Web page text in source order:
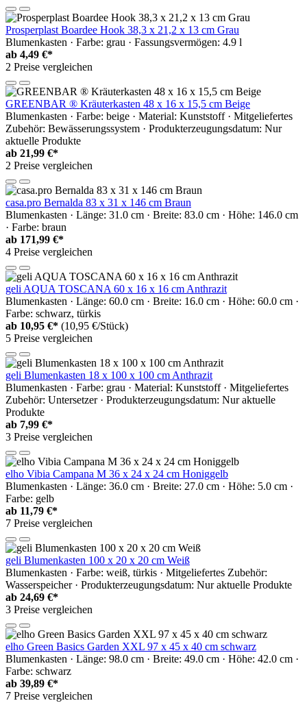
Prosperplast Boardee Hook 38,3 x 21,2 x 13 cm Grau
Blumenkasten · Farbe: grau · Fassungsvermögen: 4.9 l
ab 4,49 €*
2 Preise vergleichen
GREENBAR ® Kräuterkasten 48 x 16 x 15,5 cm Beige
Blumenkasten · Farbe: beige · Material: Kunststoff · Mitgeliefertes
Zubehör: Bewässerungssystem · Produkterzeugungsdatum: Nur
aktuelle Produkte
ab 21,99 €*
2 Preise vergleichen
casa.pro Bernalda 83 x 31 x 146 cm Braun
Blumenkasten · Länge: 31.0 cm · Breite: 83.0 cm · Höhe: 146.0 cm
· Farbe: braun
ab 171,99 €*
4 Preise vergleichen
geli AQUA TOSCANA 60 x 16 x 16 cm Anthrazit
Blumenkasten · Länge: 60.0 cm · Breite: 16.0 cm · Höhe: 60.0 cm ·
Farbe: schwarz, türkis
ab 10,95 €* (10,95 €/Stück)
5 Preise vergleichen
geli Blumenkasten 18 x 100 x 100 cm Anthrazit
Blumenkasten · Farbe: grau · Material: Kunststoff · Mitgeliefertes
Zubehör: Untersetzer · Produkterzeugungsdatum: Nur aktuelle
Produkte
ab 7,99 €*
3 Preise vergleichen
elho Vibia Campana M 36 x 24 x 24 cm Honiggelb
Blumenkasten · Länge: 36.0 cm · Breite: 27.0 cm · Höhe: 5.0 cm ·
Farbe: gelb
ab 11,79 €*
7 Preise vergleichen
geli Blumenkasten 100 x 20 x 20 cm Weiß
Blumenkasten · Farbe: weiß, türkis · Mitgeliefertes Zubehör:
Wasserspeicher · Produkterzeugungsdatum: Nur aktuelle Produkte
ab 24,69 €*
3 Preise vergleichen
elho Green Basics Garden XXL 97 x 45 x 40 cm schwarz
Blumenkasten · Länge: 98.0 cm · Breite: 49.0 cm · Höhe: 42.0 cm ·
Farbe: schwarz
ab 39,89 €*
7 Preise vergleichen